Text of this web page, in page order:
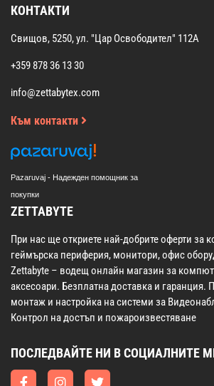
КОНТАКТИ
Свищов, 5250, ул. "Цар Освободител" 112А
+359 878 36 13 30
info@zettabytex.com
Към контакти
Pazaruvaj - Надежден помощник за
покупки
ZETTABYTE
При нас ще откриете най-добрите оферти за
геймърска периферия, монитори, офис
Zettabyte – водещ онлайн магазин за
аксесоари. Безплатна доставка и гаранция.
монтаж и настройка на системи за
Контрол на достъп и пожароизвестяване
ПОСЛЕДВАЙТЕ НИ В СОЦИАЛНИТЕ